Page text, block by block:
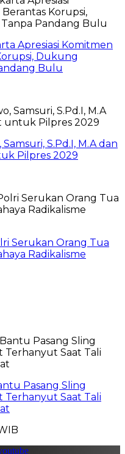
Apresiasi Komitmen
Dukung
Bulu
S.Pd.I, M.A dan
Pilpres 2029
Serukan Orang Tua
Radikalisme
Pasang Sling
Terhanyut Saat Tali